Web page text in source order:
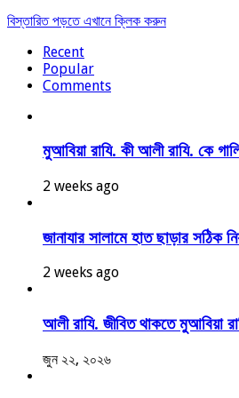
বিস্তারিত পড়তে এখানে ক্লিক করুন
Recent
Popular
Comments
মুআবিয়া রাযি. কী আলী রাযি. কে
2 weeks ago
জানাযার সালামে হাত ছাড়ার সঠিক
2 weeks ago
আলী রাযি. জীবিত থাকতে মুআবিয়া
জুন ২২, ২০২৬